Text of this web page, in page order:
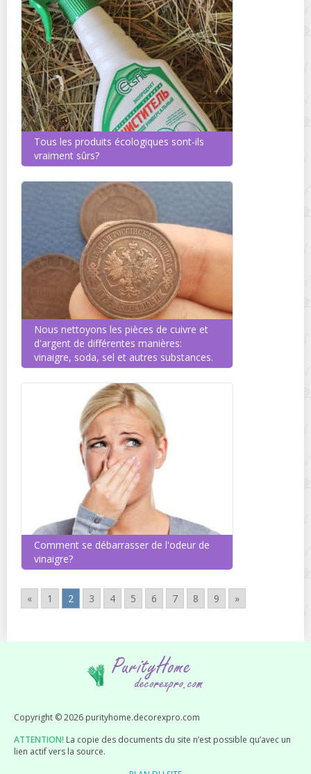
Tous les produits écologiques sont-ils
vraiment sûrs?
Nous nettoyons les pièces de cuivre et
d'argent de différentes manières:
vinaigre, soda, sel et autres substances.
Comment se débarrasser de l'odeur de
vinaigre?
« 1 2 3 4 5 6 7 8 9 »
Copyright © 2026 purityhome.decorexpro.com
ATTENTION! La copie des documents du site n’est possible qu’avec un
lien actif vers la source.